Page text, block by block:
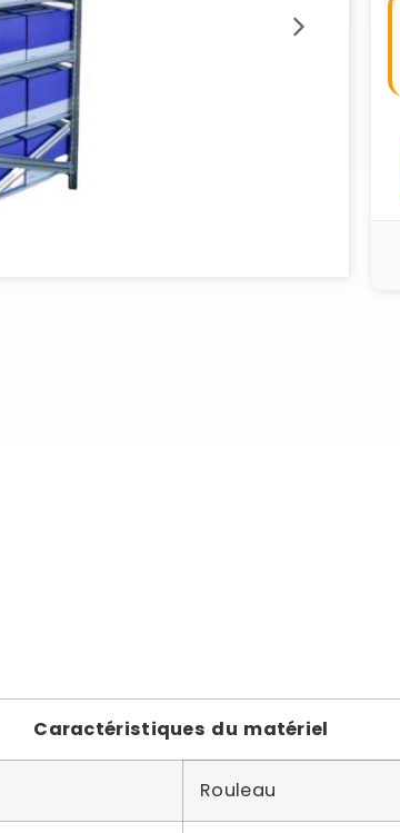
Caractéristiques du matériel
Rouleau